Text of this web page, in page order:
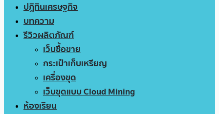
ปฏิทินเศรษฐกิจ
บทความ
รีวิวผลิตภัณฑ์
เว็บซื้อขาย
กระเป๋าเก็บเหรียญ
เครื่องขุด
เว็บขุดแบบ Cloud Mining
ห้องเรียน